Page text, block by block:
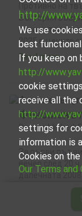
България
параметри
2025 г. цените
повече от
увеличаха с
строителство
Read more
Date published:
За първи път
вечер след 20
далечната
експлоатация
продадени, а
http://
We use
best
If you keep on
http://
cookie
receive all the
http://
settings for
information is
Cookies on
Our Terms and